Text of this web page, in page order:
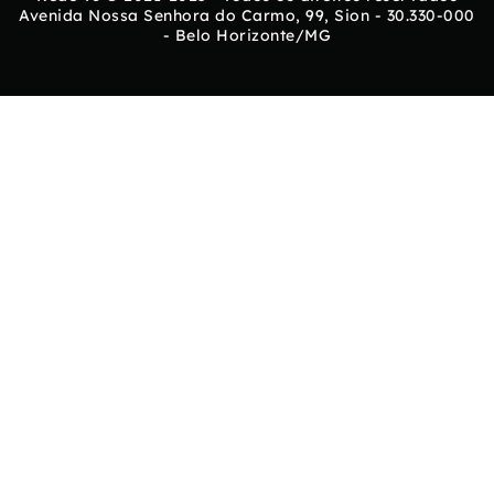
Avenida Nossa Senhora do Carmo, 99, Sion - 30.330-000
- Belo Horizonte/MG